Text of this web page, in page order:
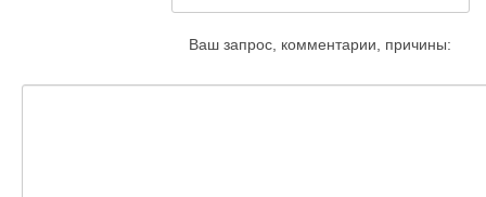
Ваш запрос, комментарии, причины: